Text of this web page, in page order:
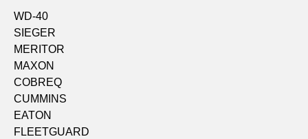
WD-40
SIEGER
MERITOR
MAXON
COBREQ
CUMMINS
EATON
FLEETGUARD